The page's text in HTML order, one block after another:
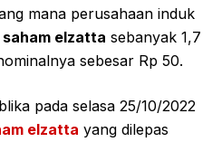
mana perusahaan induk
saham elzatta sebanyak 1,7
sebesar Rp 50.
pada selasa 25/10/2022
elzatta yang dilepas